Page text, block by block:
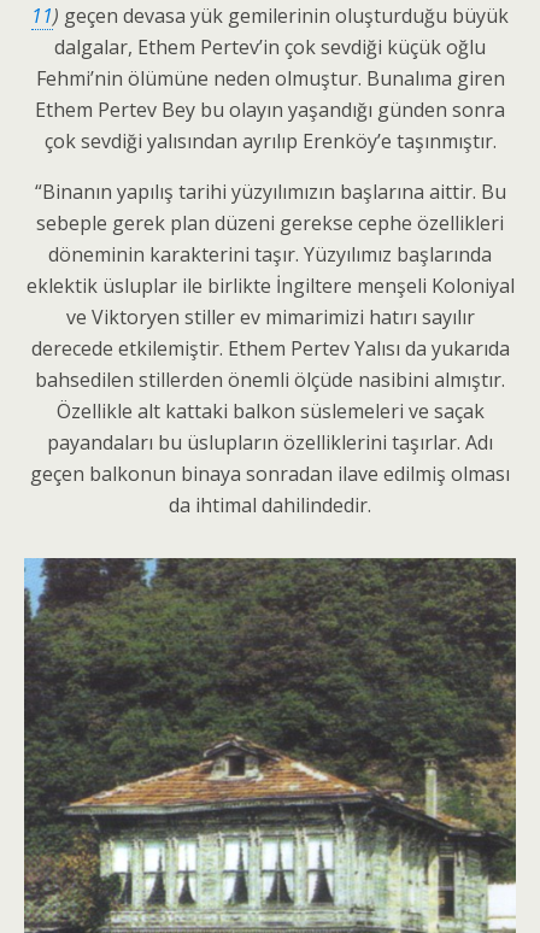
11) geçen devasa yük gemilerinin oluşturduğu büyük
dalgalar, Ethem Pertev’in çok sevdiği küçük oğlu
Fehmi’nin ölümüne neden olmuştur. Bunalıma giren
Ethem Pertev Bey bu olayın yaşandığı günden sonra
çok sevdiği yalısından ayrılıp Erenköy’e taşınmıştır.
“Binanın yapılış tarihi yüzyılımızın başlarına aittir. Bu
sebeple gerek plan düzeni gerekse cephe özellikleri
döneminin karakterini taşır. Yüzyılımız başlarında
eklektik üsluplar ile birlikte İngiltere menşeli Koloniyal
ve Viktoryen stiller ev mimarimizi hatırı sayılır
derecede etkilemiştir. Ethem Pertev Yalısı da yukarıda
bahsedilen stillerden önemli ölçüde nasibini almıştır.
Özellikle alt kattaki balkon süslemeleri ve saçak
payandaları bu üslupların özelliklerini taşırlar. Adı
geçen balkonun binaya sonradan ilave edilmiş olması
da ihtimal dahilindedir.